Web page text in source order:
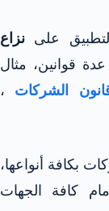
على نزاع
قوانين، مثال
الشركات ،
بكافة أنواعها،
كافة الجهات